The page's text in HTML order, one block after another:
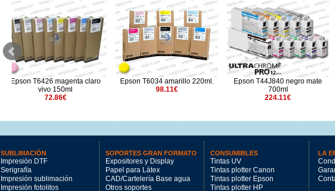
Epson T6034 amarillo 220ml.
98.11€
Epson T44J840 negro mate
700ml
Epson T41R2 cian 110ml
52.84€
SUBLIMACIÓN
Impresión DTF
Serigrafía
Impresión sublimación
Impresión fotolitos
SOPORTES GRAN FORMATO
Expositores y Display
Papel para Látex
CAD/Cartelería Base agua
Otros soportes
CONSUMIBLES
Tintas UV
Tintas plotter Canon
Tintas plotter Epson
Tintas plotter HP
LA